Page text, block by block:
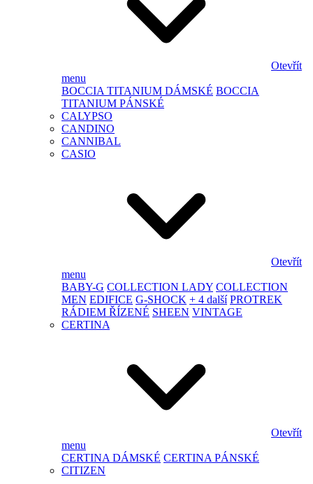
Otevřít
menu
BOCCIA TITANIUM DÁMSKÉ BOCCIA
TITANIUM PÁNSKÉ
CALYPSO
CANDINO
CANNIBAL
CASIO
Otevřít
menu
BABY-G COLLECTION LADY COLLECTION
MEN EDIFICE G-SHOCK + 4 další PROTREK
RÁDIEM ŘÍZENÉ SHEEN VINTAGE
CERTINA
Otevřít
menu
CERTINA DÁMSKÉ CERTINA PÁNSKÉ
CITIZEN